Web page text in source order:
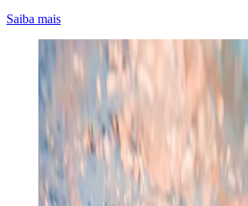
Saiba mais